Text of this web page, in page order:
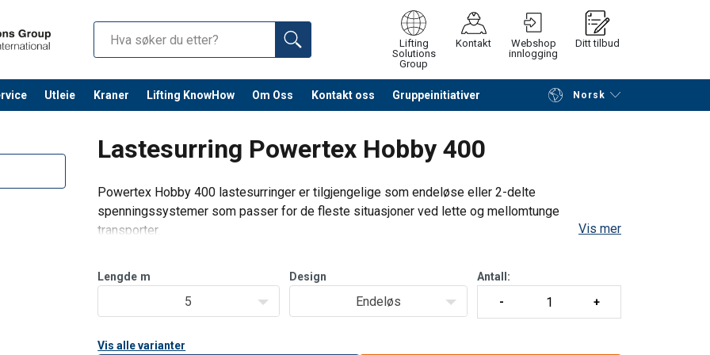
Lifting
Solutions
Group
Kontakt
Webshop
innlogging
Ditt tilbud
Utleie Kraner Lifting KnowHow Om Oss Kontakt oss Gruppeinitiativer Norsk
Fortsett å søke etter produkter Be om tilbud
Lastesurring Powertex Hobby 400
Powertex Hobby 400 lastesurringer er tilgjengelige som endeløse eller 2-delte
spenningssystemer som passer for de fleste situasjoner ved lette og mellomtunge
transporter.
kroker.
Egnet for takstativer, til
Vis mer
Lengde m
5
Design
Endeløs
Antall:
Vis alle varianter
registrering av utstyr
eller hulles
bruksanvisningspiktogram